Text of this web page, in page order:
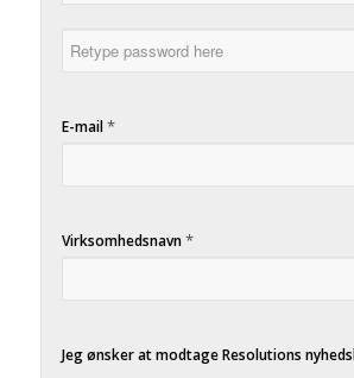
E-mail*
Virksomhedsnavn*
Jeg ønsker at modtage Resolutions